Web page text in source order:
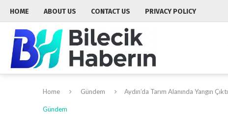
HOME ABOUT US CONTACT US PRIVACY POLICY
Home Gündem Aydın’da Tarım Alanında Yangın Çıktı
Gündem